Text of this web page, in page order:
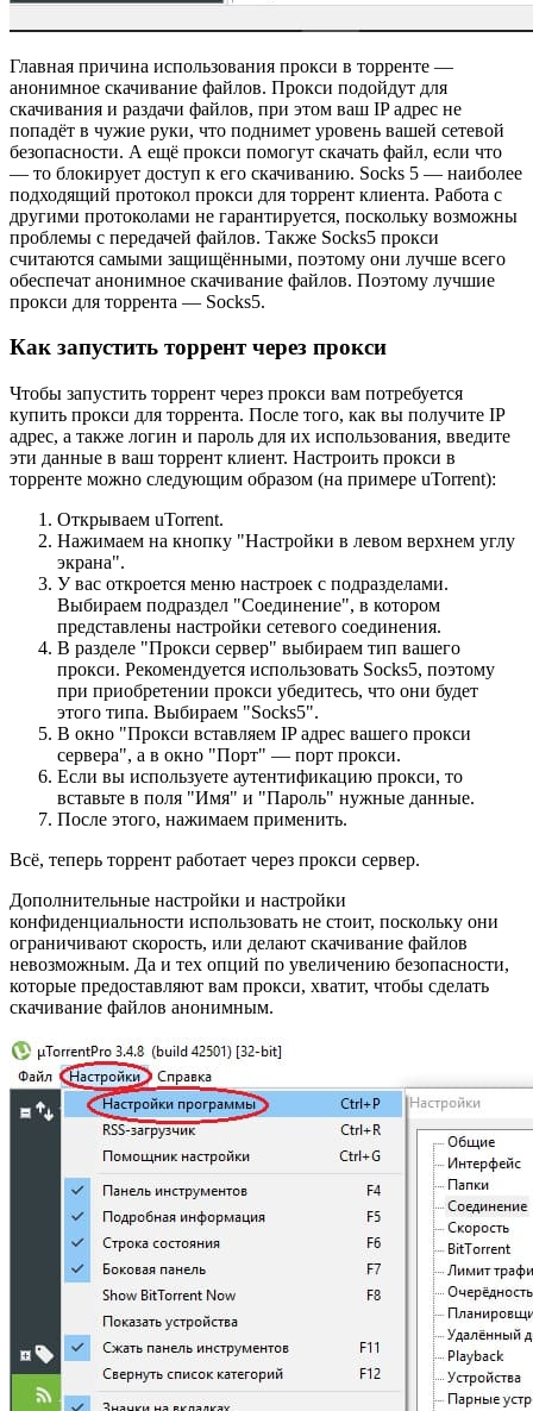
Главная причина использования прокси в торренте —
анонимное скачивание файлов. Прокси подойдут для
скачивания и раздачи файлов, при этом ваш IP адрес не
попадёт в чужие руки, что поднимет уровень вашей сетевой
безопасности. А ещё прокси помогут скачать файл, если что
— то блокирует доступ к его скачиванию. Socks 5 — наиболее
подходящий протокол прокси для торрент клиента. Работа с
другими протоколами не гарантируется, поскольку возможны
проблемы с передачей файлов. Также Socks5 прокси
считаются самыми защищёнными, поэтому они лучше всего
обеспечат анонимное скачивание файлов. Поэтому лучшие
прокси для торрента — Socks5.
Как запустить торрент через прокси
Чтобы запустить торрент через прокси вам потребуется
купить прокси для торрента. После того, как вы получите IP
адрес, а также логин и пароль для их использования, введите
эти данные в ваш торрент клиент. Настроить прокси в
торренте можно следующим образом (на примере uTorrent):
Открываем uTorrent.
Нажимаем на кнопку "Настройки в левом верхнем углу
экрана".
У вас откроется меню настроек с подразделами.
Выбираем подраздел "Соединение", в котором
представлены настройки сетевого соединения.
В разделе "Прокси сервер" выбираем тип вашего
прокси. Рекомендуется использовать Socks5, поэтому
при приобретении прокси убедитесь, что они будет
этого типа. Выбираем "Socks5".
В окно "Прокси вставляем IP адрес вашего прокси
сервера", а в окно "Порт" — порт прокси.
Если вы используете аутентификацию прокси, то
вставьте в поля "Имя" и "Пароль" нужные данные.
После этого, нажимаем применить.
Всё, теперь торрент работает через прокси сервер.
Дополнительные настройки и настройки
конфиденциальности использовать не стоит, поскольку они
ограничивают скорость, или делают скачивание файлов
невозможным. Да и тех опций по увеличению безопасности,
которые предоставляют вам прокси, хватит, чтобы сделать
скачивание файлов анонимным.